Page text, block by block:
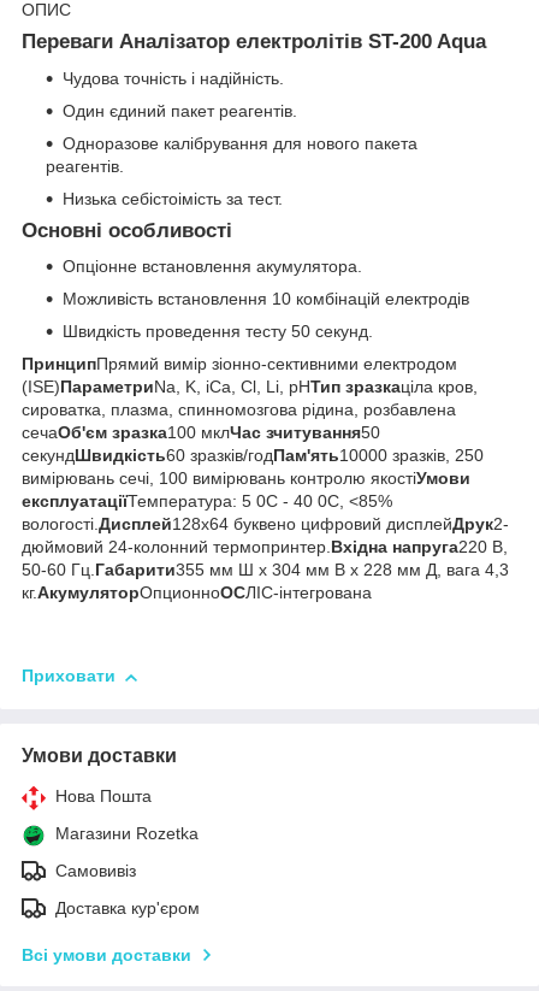
ОПИС
Переваги Аналізатор електролітів ST-200 Aqua
Чудова точність і надійність.
Один єдиний пакет реагентів.
Одноразове калібрування для нового пакета
реагентів.
Низька себістоімість за тест.
Основні особливості
Опціонне встановлення акумулятора.
Можливість встановлення 10 комбінацій електродів
Швидкість проведення тесту 50 секунд.
ПринципПрямий вимір зіонно-сективними електродом
(ISE)ПараметриNa, K, iCa, Cl, Li, pHТип зразкаціла кров,
сироватка, плазма, спинномозгова рідина, розбавлена
сечаОб'єм зразка100 мклЧас зчитування50
секундШвидкість60 зразків/годПам'ять10000 зразків, 250
вимірювань сечі, 100 вимірювань контролю якостіУмови
експлуатаціїТемпература: 5 0С - 40 0С, <85%
вологості.Дисплей128х64 буквено цифровий дисплейДрук2-
дюймовий 24-колонний термопринтер.Вхідна напруга220 В,
50-60 Гц.Габарити355 мм Ш х 304 мм В х 228 мм Д, вага 4,3
кг.АкумуляторОпционноОСЛІС-інтегрована
Приховати
Умови доставки
Нова Пошта
Магазини Rozetka
Самовивіз
Доставка кур'єром
Всі умови доставки